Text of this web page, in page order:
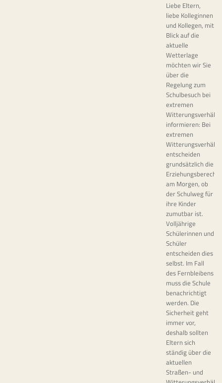
Liebe Eltern,
liebe Kolleginnen
und Kollegen, mit
Blick auf die
aktuelle
Wetterlage
möchten wir Sie
über die
Regelung zum
Schulbesuch bei
extremen
informieren: Bei
extremen
entscheiden
grundsätzlich die
am Morgen, ob
der Schulweg für
ihre Kinder
zumutbar ist.
Volljährige
Schülerinnen und
Schüler
entscheiden dies
selbst. Im Fall
des Fernbleibens
muss die Schule
benachrichtigt
werden. Die
Sicherheit geht
immer vor,
deshalb sollten
Eltern sich
ständig über die
aktuellen
Straßen- und